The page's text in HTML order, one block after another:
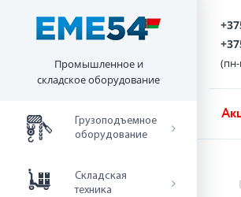
Промышленное и
складское оборудование
Грузоподъемное
оборудование
Складская
техника
(пн-